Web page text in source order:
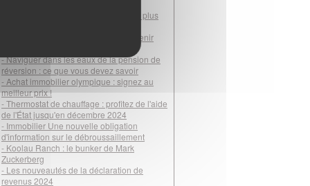
- DPE : une visite bien préparée pour plus
- Famille recomposée : simplifiez l'avenir
- Naviguer dans les eaux de la pension de
réversion : ce que vous devez savoir
- Achat immobilier olympique : signez au
meilleur prix !
- Thermostat de chauffage : profitez de l'aide
de l'État jusqu'en décembre 2024
- Immobilier Une nouvelle obligation
d'information sur le débroussaillement
- Koolau Ranch : le bunker de Mark
Zuckerberg
- Les nouveautés de la déclaration de
revenus 2024